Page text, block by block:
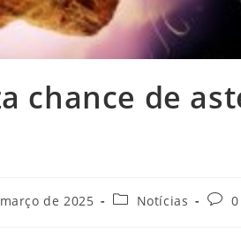
chance de
de 2025
Categoria
Notícias